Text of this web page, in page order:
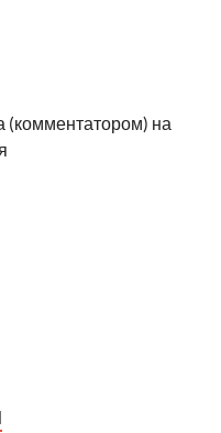
(комментатором) на